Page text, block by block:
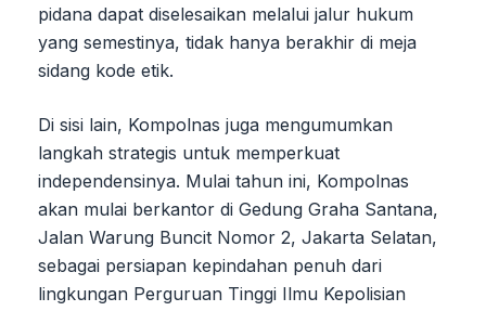
pidana dapat diselesaikan melalui jalur hukum
yang semestinya, tidak hanya berakhir di meja
sidang kode etik.
Di sisi lain, Kompolnas juga mengumumkan
langkah strategis untuk memperkuat
independensinya. Mulai tahun ini, Kompolnas
akan mulai berkantor di Gedung Graha Santana,
Jalan Warung Buncit Nomor 2, Jakarta Selatan,
sebagai persiapan kepindahan penuh dari
lingkungan Perguruan Tinggi Ilmu Kepolisian